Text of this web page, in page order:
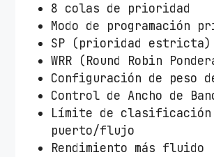
8 colas de prioridad
Modo de programación
SP (prioridad estricta)
WRR (Round Robin
Configuración de peso
Control de Ancho de
Límite de clasificación
puerto/flujo
Rendimiento más fluido